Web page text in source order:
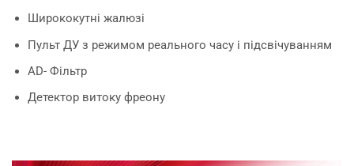
Ширококутні жалюзі
Пульт ДУ з режимом реального часу і підсвічуванням
AD- Фільтр
Детектор витоку фреону